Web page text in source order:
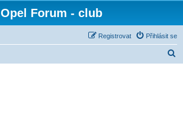
Opel Forum - club
Přihlásit se
Registrovat